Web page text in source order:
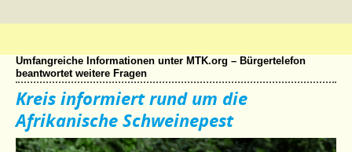
Umfangreiche Informationen unter MTK.org – Bürgertelefon
beantwortet weitere Fragen
Kreis informiert rund um die
Afrikanische Schweinepest